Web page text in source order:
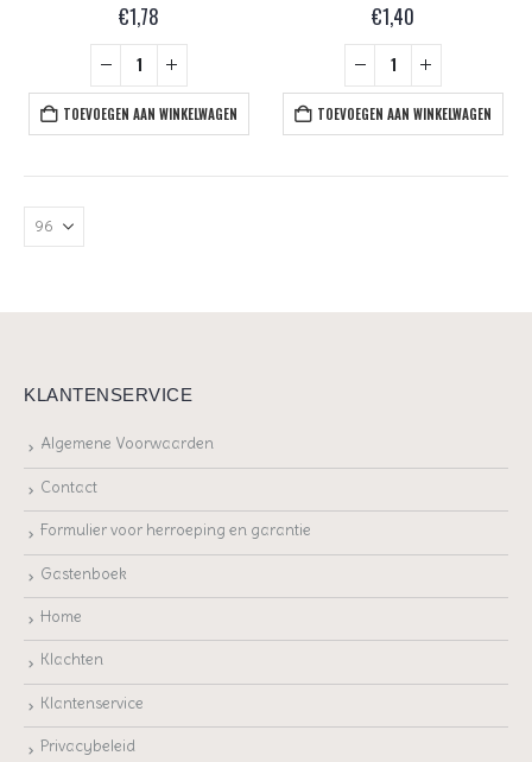
€1,78
TOEVOEGEN AAN WINKELWAGEN
€1,40
TOEVOEGEN AAN WINKELWAGEN
KLANTENSERVICE
Algemene Voorwaarden
Contact
Formulier voor herroeping en garantie
Gastenboek
Home
Klachten
Klantenservice
Privacybeleid